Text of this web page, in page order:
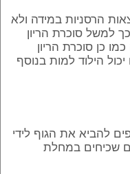
הרסניות במידה ולא
למשל סוכרת הריון
כן סוכרת הריון
הילוד למות בנוסף
להביא את הגוף לידי
שכיחים במחלת